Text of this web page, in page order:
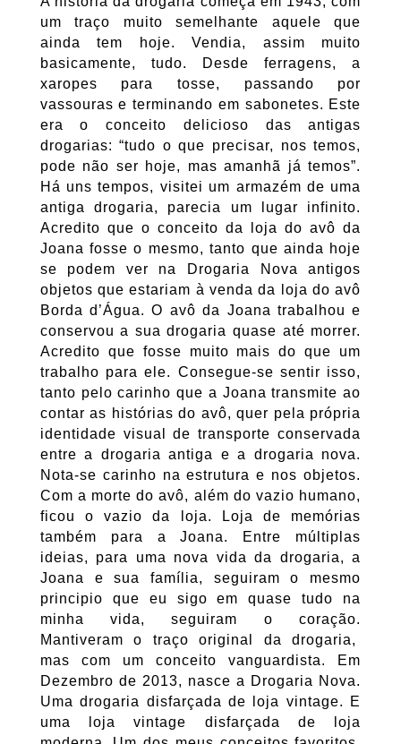
um traço muito semelhante aquele que
ainda tem hoje. Vendia, assim muito
basicamente, tudo. Desde ferragens, a
xaropes para tosse, passando por
vassouras e terminando em sabonetes. Este
era o conceito delicioso das antigas
drogarias: “tudo o que precisar, nos temos,
pode não ser hoje, mas amanhã já temos”.
Há uns tempos, visitei um armazém de uma
antiga drogaria, parecia um lugar infinito.
Acredito que o conceito da loja do avô da
Joana fosse o mesmo, tanto que ainda hoje
se podem ver na Drogaria Nova antigos
objetos que estariam à venda da loja do avô
Borda d’Água. O avô da Joana trabalhou e
conservou a sua drogaria quase até morrer.
Acredito que fosse muito mais do que um
trabalho para ele. Consegue-se sentir isso,
tanto pelo carinho que a Joana transmite ao
contar as histórias do avô, quer pela própria
identidade visual de transporte conservada
entre a drogaria antiga e a drogaria nova.
Nota-se carinho na estrutura e nos objetos.
Com a morte do avô, além do vazio humano,
ficou o vazio da loja. Loja de memórias
também para a Joana. Entre múltiplas
ideias, para uma nova vida da drogaria, a
Joana e sua família, seguiram o mesmo
principio que eu sigo em quase tudo na
minha vida, seguiram o coração.
Mantiveram o traço original da drogaria,
mas com um conceito vanguardista. Em
Dezembro de 2013, nasce a Drogaria Nova.
Uma drogaria disfarçada de loja vintage. E
uma loja vintage disfarçada de loja